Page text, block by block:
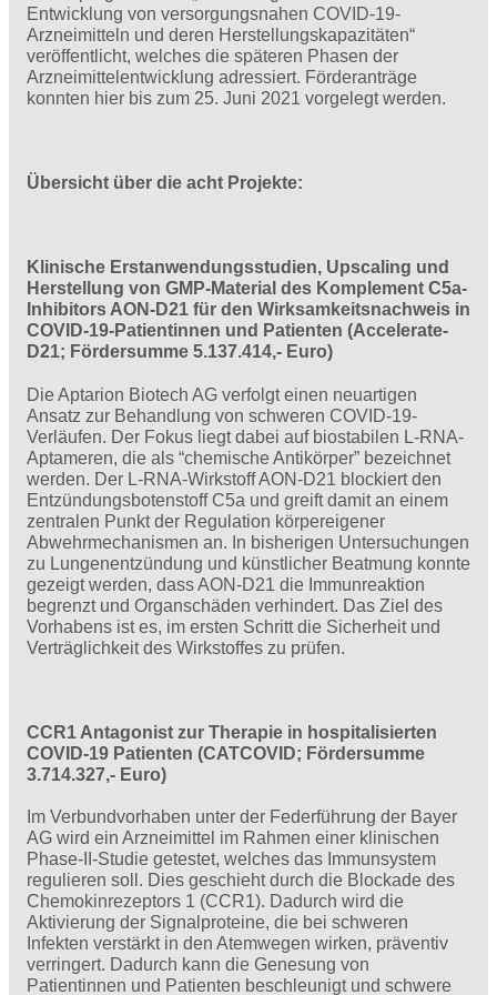
Entwicklung von versorgungsnahen COVID-19-
Arzneimitteln und deren Herstellungskapazitäten“
veröffentlicht, welches die späteren Phasen der
Arzneimittelentwicklung adressiert. Förderanträge
konnten hier bis zum 25. Juni 2021 vorgelegt werden.
Übersicht über die acht Projekte:
Klinische Erstanwendungsstudien, Upscaling und
Herstellung von GMP-Material des Komplement C5a-
Inhibitors AON-D21 für den Wirksamkeitsnachweis in
COVID-19-Patientinnen und Patienten (Accelerate-
D21; Fördersumme 5.137.414,- Euro)
Die Aptarion Biotech AG verfolgt einen neuartigen
Ansatz zur Behandlung von schweren COVID-19-
Verläufen. Der Fokus liegt dabei auf biostabilen L-RNA-
Aptameren, die als “chemische Antikörper” bezeichnet
werden. Der L-RNA-Wirkstoff AON-D21 blockiert den
Entzündungsbotenstoff C5a und greift damit an einem
zentralen Punkt der Regulation körpereigener
Abwehrmechanismen an. In bisherigen Untersuchungen
zu Lungenentzündung und künstlicher Beatmung konnte
gezeigt werden, dass AON-D21 die Immunreaktion
begrenzt und Organschäden verhindert. Das Ziel des
Vorhabens ist es, im ersten Schritt die Sicherheit und
Verträglichkeit des Wirkstoffes zu prüfen.
CCR1 Antagonist zur Therapie in hospitalisierten
COVID-19 Patienten (CATCOVID; Fördersumme
3.714.327,- Euro)
Im Verbundvorhaben unter der Federführung der Bayer
AG wird ein Arzneimittel im Rahmen einer klinischen
Phase-II-Studie getestet, welches das Immunsystem
regulieren soll. Dies geschieht durch die Blockade des
Chemokinrezeptors 1 (CCR1). Dadurch wird die
Aktivierung der Signalproteine, die bei schweren
Infekten verstärkt in den Atemwegen wirken, präventiv
verringert. Dadurch kann die Genesung von
Patientinnen und Patienten beschleunigt und schwere